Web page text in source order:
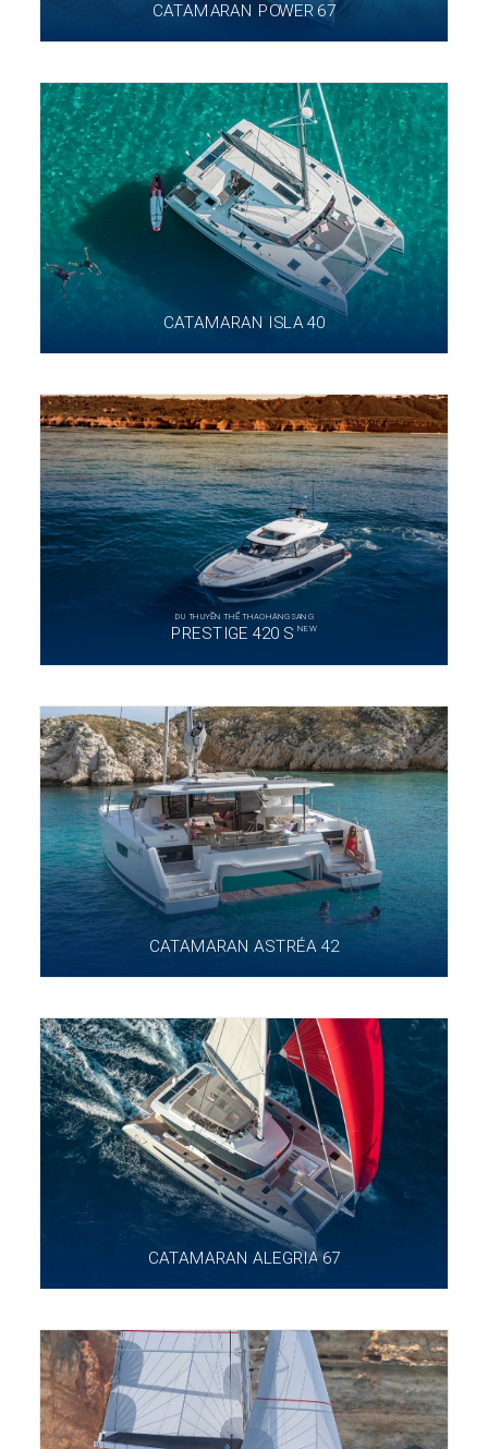
CATAMARAN POWER 67
CATAMARAN ISLA 40
DU THUYỀN THỂ THAO HẠNG SANG
PRESTIGE 420 SNEW
CATAMARAN ASTRÉA 42
CATAMARAN ALEGRIA 67